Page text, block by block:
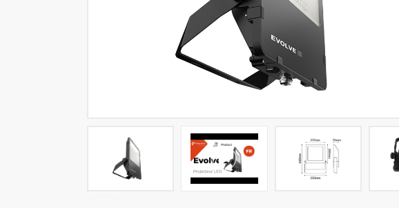
LED-Tracklights
Smartlighting
Wasserbeständige Leuchten
Decken- und Wandleuchten